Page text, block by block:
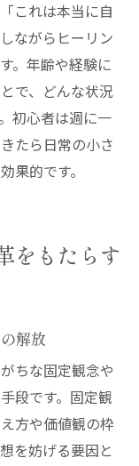
これは本当に自
ながらヒーリン
。年齢や経験に
で、どんな状況
初心者は週に一
たら日常の小さ
果的です。
をもたらす
解放
ちな固定観念や
段です。固定観
方や価値観の枠
を妨げる要因と